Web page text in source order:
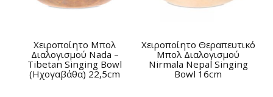
Χειροποίητο Μπολ
Διαλογισμού Νada –
Tibetan Singing Bowl
(Ηχογαβάθα) 22,5cm
Χειροποίητο Θεραπευτικό
Μπολ Διαλογισμού
Nirmala Nepal Singing
Bowl 16cm